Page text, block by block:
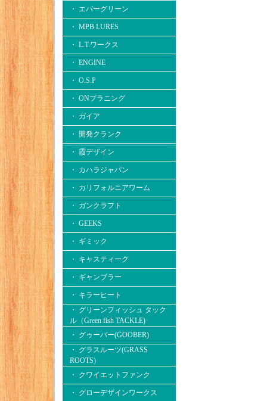
・ エバーグリーン
・ MPB LURES
・ L.T.ワークス
・ ENGINE
・ O.S.P
・ ONプラニング
・ ガイア
・ 開発クランク
・ 霞デザイン
・ カハラジャパン
・ カリフォルニアワーム
・ ガンクラフト
・ GEEKS
・ ギミック
・ キャスティーク
・ ギャンブラー
・ キラーヒート
・ グリーンフィッシュ タック
ル（Green fish TACKLE)
・ グゥーバー(GOOBER)
・ グラスルーツ(GRASS
ROOTS)
・ クワイエットファンク
・ グローデザインワークス